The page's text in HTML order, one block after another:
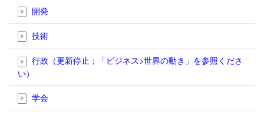
開発
技術
行政（更新停止；「ビジネス>世界の動き」を参照くださ
い）
学会